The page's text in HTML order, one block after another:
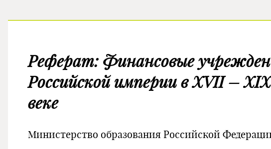
Реферат: Финансовые
Российской империи в XVII – XIX
веке
Министерство образования Российской